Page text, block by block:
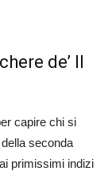
de’ Il
capire chi si
seconda
primissimi indizi